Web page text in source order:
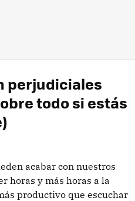
perjudiciales
todo si estás
acabar con nuestros
horas y más horas a la
productivo que escuchar